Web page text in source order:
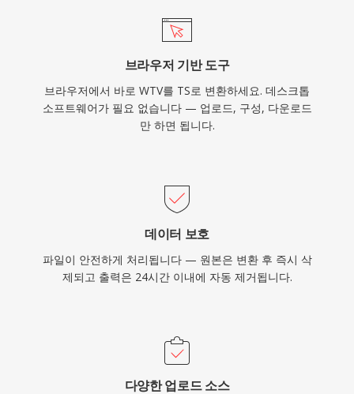
구조, 광범위한 코덱 지원 덕분에 TS는 라이브 방
브라우저 기반 도구
브라우저에서 바로 WTV를 TS로 변환하세요. 데스크톱
소프트웨어가 필요 없습니다 — 업로드, 구성, 다운로드
만 하면 됩니다.
데이터 보호
파일이 안전하게 처리됩니다 — 원본은 변환 후 즉시 삭
제되고 출력은 24시간 이내에 자동 제거됩니다.
다양한 업로드 소스